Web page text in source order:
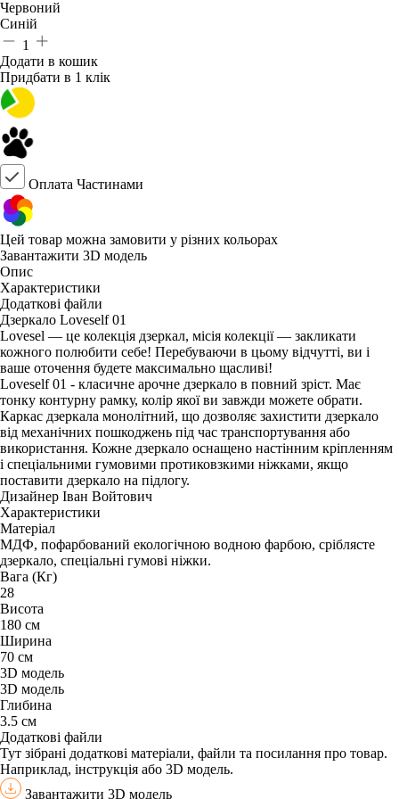
Червоний
Синій
1
Додати в кошик
Придбати в 1 клік
Оплата Частинами
Цей товар можна замовити у різних кольорах
Завантажити 3D модель
Опис
Характеристики
Додаткові файли
Дзеркало Loveself 01
Lovesel — це колекція дзеркал, місія колекції — закликати
кожного полюбити себе! Перебуваючи в цьому відчутті, ви і
ваше оточення будете максимально щасливі!
Loveself 01 - класичне арочне дзеркало в повний зріст. Має
тонку контурну рамку, колір якої ви завжди можете обрати.
Каркас дзеркала монолітний, що дозволяє захистити дзеркало
від механічних пошкоджень під час транспортування або
використання. Кожне дзеркало оснащено настінним кріпленням
і спеціальними гумовими протиковзкими ніжками, якщо
поставити дзеркало на підлогу.
Дизайнер Іван Войтович
Характеристики
Матеріал
МДФ, пофарбований екологічною водною фарбою, сріблясте
дзеркало, спеціальні гумові ніжки.
Вага (Кг)
28
Висота
180 см
Ширина
70 см
3D модель
3D модель
Глибина
3.5 см
Додаткові файли
Тут зібрані додаткові матеріали, файли та посилання про товар.
Наприклад, інструкція або 3D модель.
Завантажити 3D модель